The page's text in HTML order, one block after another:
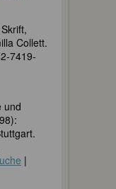
Collett.
7419-
und
|